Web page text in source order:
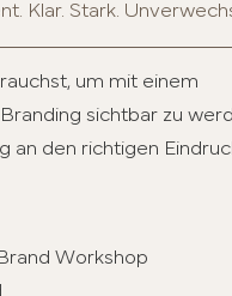
Klar. Stark.
um mit einem
sichtbar zu
an den richtigen
Workshop